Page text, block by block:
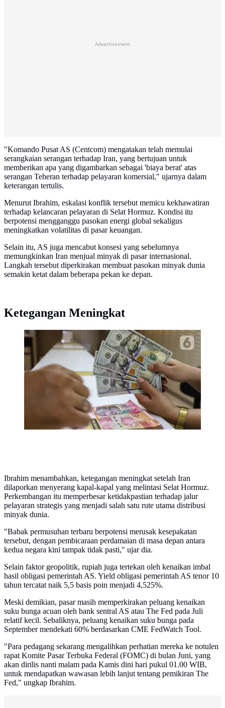
Advertisement
"Komando Pusat AS (Centcom) mengatakan telah memulai
serangkaian serangan terhadap Iran, yang bertujuan untuk
memberikan apa yang digambarkan sebagai 'biaya berat' atas
serangan Teheran terhadap pelayaran komersial," ujarnya dalam
keterangan tertulis.
Menurut Ibrahim, eskalasi konflik tersebut memicu kekhawatiran
terhadap kelancaran pelayaran di Selat Hormuz. Kondisi itu
berpotensi mengganggu pasokan energi global sekaligus
meningkatkan volatilitas di pasar keuangan.
Selain itu, AS juga mencabut konsesi yang sebelumnya
memungkinkan Iran menjual minyak di pasar internasional.
Langkah tersebut diperkirakan membuat pasokan minyak dunia
semakin ketat dalam beberapa pekan ke depan.
Ketegangan Meningkat
Teller memperlihatkan mata uang rupiah dan dolar AS
di Jakarta. Nilai tukar rupiah melemah pada penutupan
perdagangan Rabu (8/7/2026).(Liputan6.com/Angga
Yuniar)
Ibrahim menambahkan, ketegangan meningkat setelah Iran
dilaporkan menyerang kapal-kapal yang melintasi Selat Hormuz.
Perkembangan itu memperbesar ketidakpastian terhadap jalur
pelayaran strategis yang menjadi salah satu rute utama distribusi
minyak dunia.
"Babak permusuhan terbaru berpotensi merusak kesepakatan
tersebut, dengan pembicaraan perdamaian di masa depan antara
kedua negara kini tampak tidak pasti," ujar dia.
Selain faktor geopolitik, rupiah juga tertekan oleh kenaikan imbal
hasil obligasi pemerintah AS. Yield obligasi pemerintah AS tenor 10
tahun tercatat naik 5,5 basis poin menjadi 4,525%.
Meski demikian, pasar masih memperkirakan peluang kenaikan
suku bunga acuan oleh bank sentral AS atau The Fed pada Juli
relatif kecil. Sebaliknya, peluang kenaikan suku bunga pada
September mendekati 60% berdasarkan CME FedWatch Tool.
"Para pedagang sekarang mengalihkan perhatian mereka ke notulen
rapat Komite Pasar Terbuka Federal (FOMC) di bulan Juni, yang
akan dirilis nanti malam pada Kamis dini hari pukul 01.00 WIB,
untuk mendapatkan wawasan lebih lanjut tentang pemikiran The
Fed," ungkap Ibrahim.